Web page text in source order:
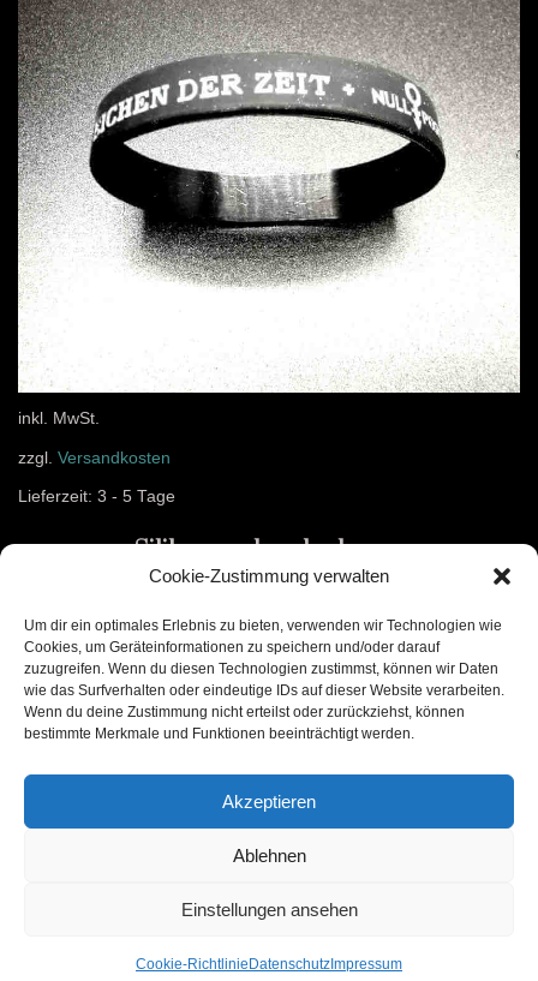
Cookie-Zustimmung verwalten
Um dir ein optimales Erlebnis zu bieten, verwenden wir Technologien wie
Cookies, um Geräteinformationen zu speichern und/oder darauf
zuzugreifen. Wenn du diesen Technologien zustimmst, können wir Daten
wie das Surfverhalten oder eindeutige IDs auf dieser Website verarbeiten.
Wenn du deine Zustimmung nicht erteilst oder zurückziehst, können
bestimmte Merkmale und Funktionen beeinträchtigt werden.
Akzeptieren
Ablehnen
Einstellungen ansehen
Cookie-Richtlinie Datenschutz Impressum
inkl. MwSt.
zzgl. Versandkosten
Lieferzeit: 3 - 5 Tage
Silikonarmband schwarz
1,99€
Ausführung wählen
AGB Impressum